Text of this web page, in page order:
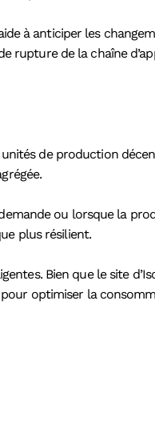
à anticiper les
rupture de la chaîne
de production
ou lorsque la
plus résilient.
Bien que le site
optimiser la